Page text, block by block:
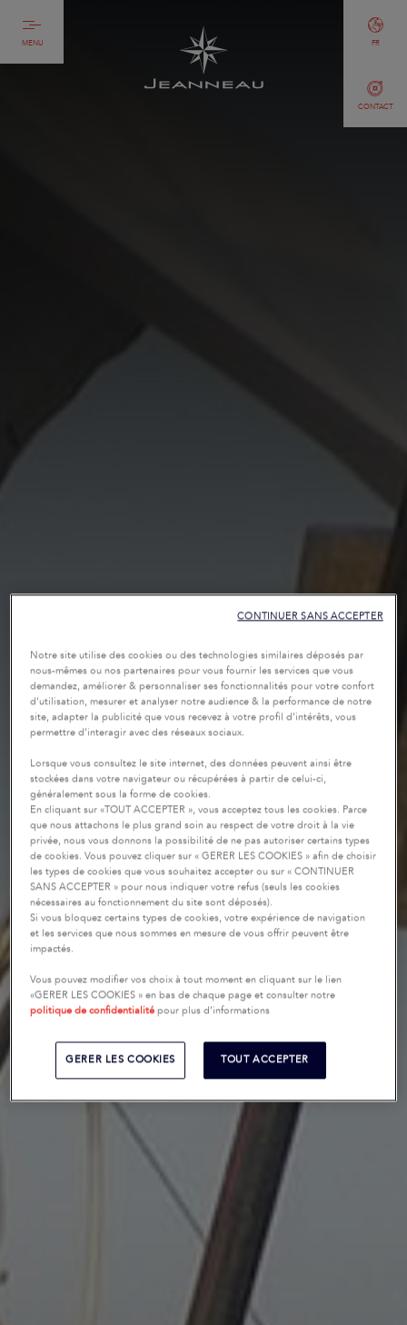
MENU
CONTACT
FR
Notre site utilise des cookies ou des technologies similaires déposés par
nous-mêmes ou nos partenaires pour vous fournir les services que vous
demandez, améliorer & personnaliser ses fonctionnalités pour votre confort
d’utilisation, mesurer et analyser notre audience & la performance de notre
site, adapter la publicité que vous recevez à votre profil d’intérêts, vous
permettre d’interagir avec des réseaux sociaux.
Lorsque vous consultez le site internet, des données peuvent ainsi être
stockées dans votre navigateur ou récupérées à partir de celui-ci,
généralement sous la forme de cookies.
En cliquant sur «TOUT ACCEPTER », vous acceptez tous les cookies. Parce
que nous attachons le plus grand soin au respect de votre droit à la vie
privée, nous vous donnons la possibilité de ne pas autoriser certains types
de cookies. Vous pouvez cliquer sur « GERER LES COOKIES » afin de choisir
les types de cookies que vous souhaitez accepter ou sur « CONTINUER
SANS ACCEPTER » pour nous indiquer votre refus (seuls les cookies
nécessaires au fonctionnement du site sont déposés).
Si vous bloquez certains types de cookies, votre expérience de navigation
et les services que nous sommes en mesure de vous offrir peuvent être
impactés.
Vous pouvez modifier vos choix à tout moment en cliquant sur le lien
«GERER LES COOKIES » en bas de chaque page et consulter notre
politique de confidentialité pour plus d’informations
GERER LES COOKIES TOUT ACCEPTER
CONTINUER SANS ACCEPTER